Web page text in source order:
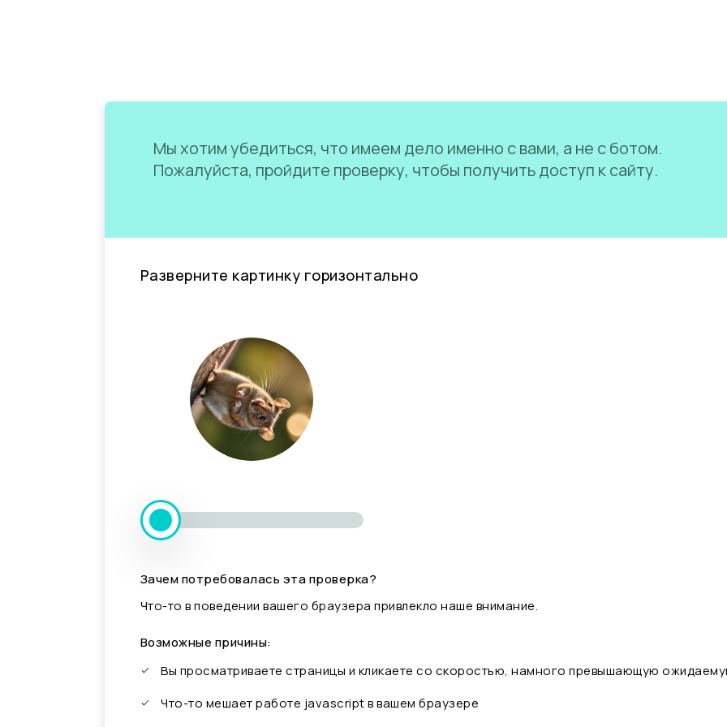
Мы хотим убедиться, что имеем дело именно с вами, а не с ботом.
Пожалуйста, пройдите проверку, чтобы получить доступ к сайту.
Разверните картинку горизонтально
Зачем потребовалась эта проверка?
Что-то в поведении вашего браузера привлекло наше внимание.
Возможные причины:
Вы просматриваете страницы и кликаете со скоростью, намного превышающую
Что-то мешает работе javascript в вашем браузере